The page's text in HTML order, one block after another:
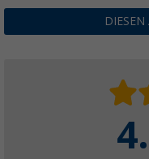
DIESEN